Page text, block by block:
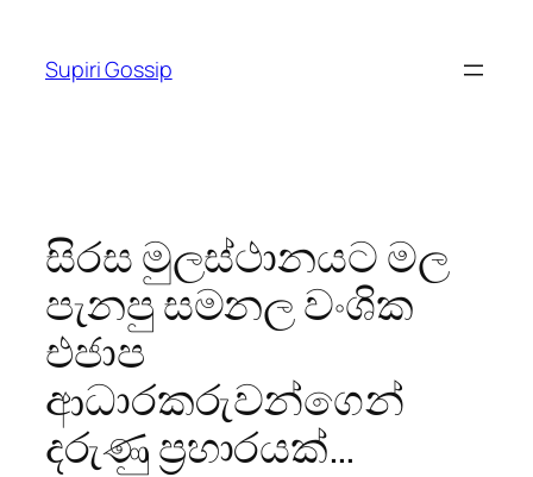
content
Supiri Gossip
සිරස මුලස්ථානයට මල
පැනපු සමනල වංශික
එජාප
ආධාරකරුවන්ගෙන්
දරුණු ප්‍රහාරයක්…